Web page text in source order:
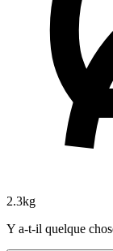
2.3kg
Y a-t-il quelque